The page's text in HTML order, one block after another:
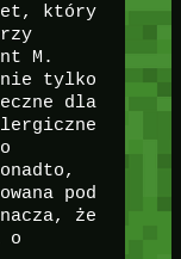
który
M.
nie tylko
dla
pod
że
o